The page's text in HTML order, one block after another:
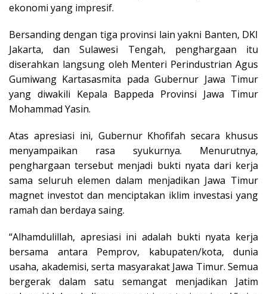
ekonomi yang impresif.
Bersanding dengan tiga provinsi lain yakni Banten, DKI
Jakarta, dan Sulawesi Tengah, penghargaan itu
diserahkan langsung oleh Menteri Perindustrian Agus
Gumiwang Kartasasmita pada Gubernur Jawa Timur
yang diwakili Kepala Bappeda Provinsi Jawa Timur
Mohammad Yasin.
Atas apresiasi ini, Gubernur Khofifah secara khusus
menyampaikan rasa syukurnya. Menurutnya,
penghargaan tersebut menjadi bukti nyata dari kerja
sama seluruh elemen dalam menjadikan Jawa Timur
magnet investot dan menciptakan iklim investasi yang
ramah dan berdaya saing.
“Alhamdulillah, apresiasi ini adalah bukti nyata kerja
bersama antara Pemprov, kabupaten/kota, dunia
usaha, akademisi, serta masyarakat Jawa Timur. Semua
bergerak dalam satu semangat menjadikan Jatim